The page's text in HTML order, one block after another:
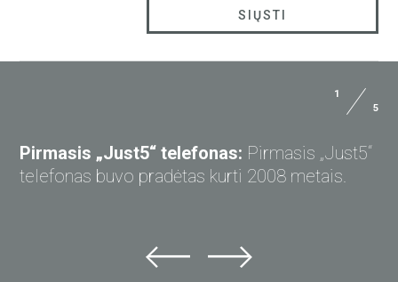
1
5
Pirmasis „Just5“ telefonas: Pirmasis „Just5“
telefonas buvo pradėtas kurti 2008 metais.